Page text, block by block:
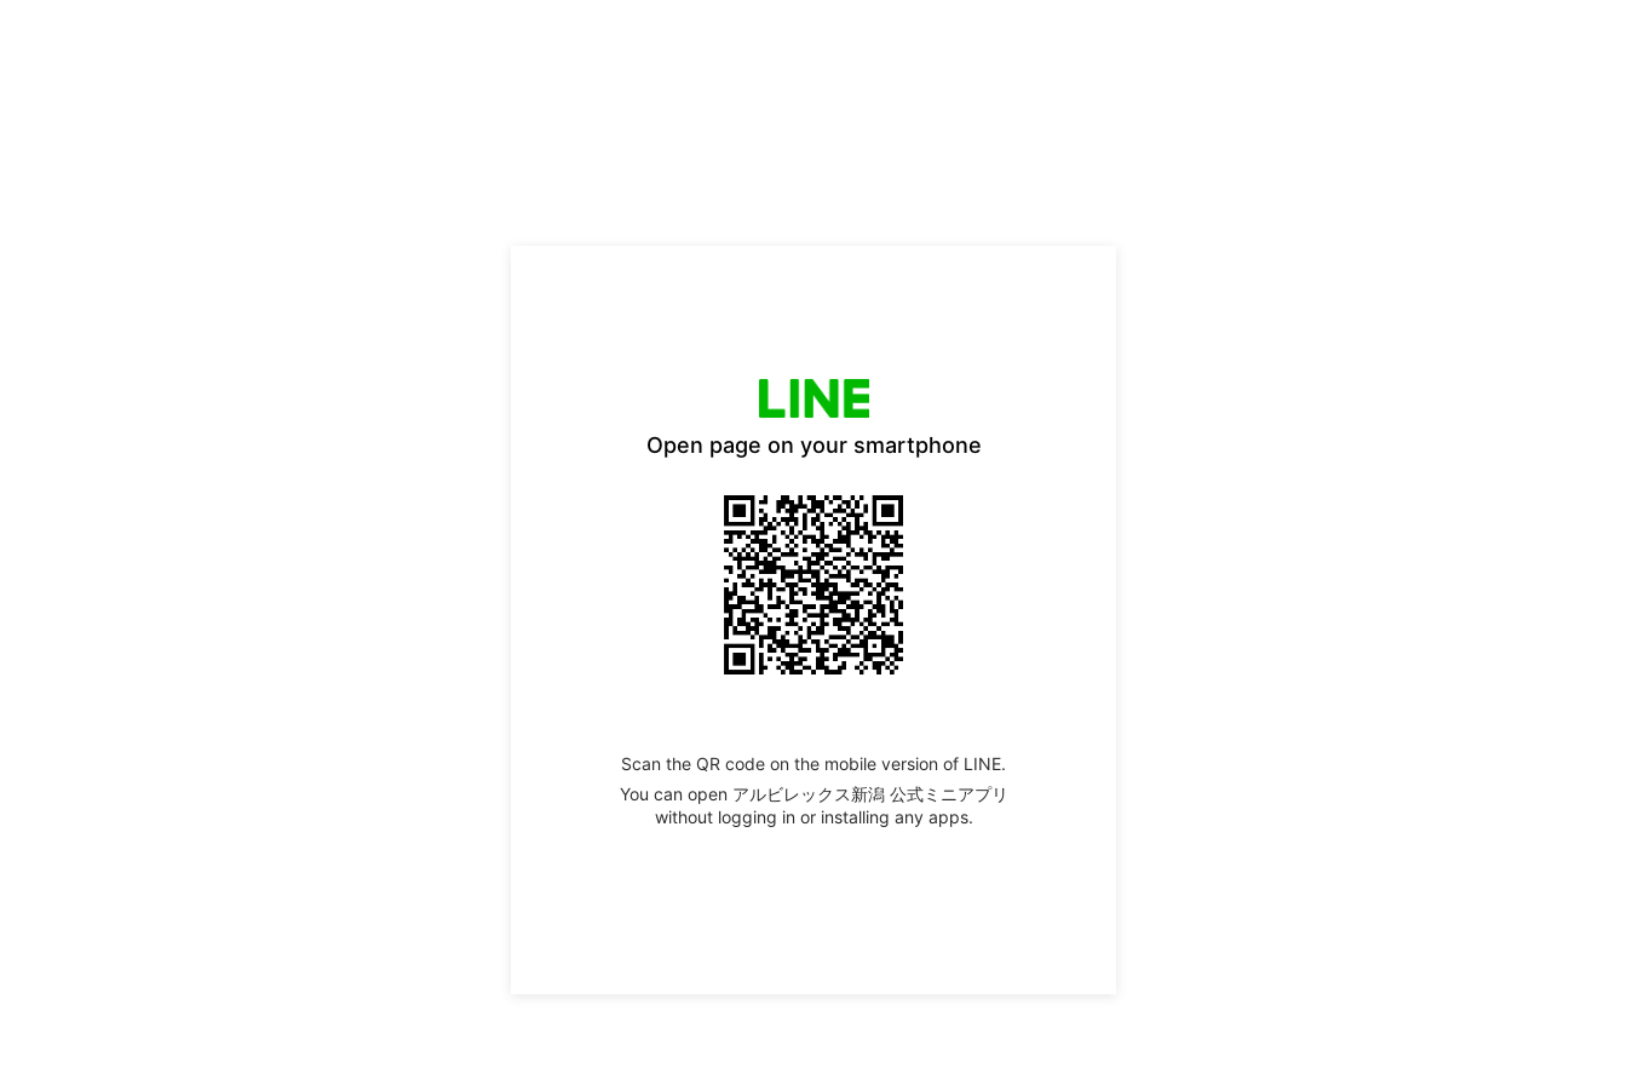
Open page on your smartphone
Scan the QR code on the mobile version of LINE.
You can open アルビレックス新潟 公式ミニアプリ
without logging in or installing any apps.